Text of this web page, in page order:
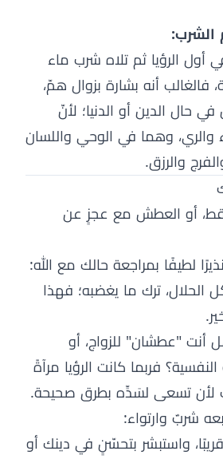
الرؤيا ثم تلاه شرب ماء
أنه بشارة بزوال همّ،
حال الدين أو الدنيا؛ لأنّ
والري، وهما في الوحي واللسان
والرزق.
أو العطش مع عجزٍ عن
لطيفًا بمراجعة حالك مع الله:
الحلال، ترك ما يغضبه؛ فهذا
أنت "عطشان" للزواج، أو
النفسية؟ فربما كانت الرؤيا مرآةً
لأن تسعى لسَدِّه بطرق صحيحة.
شربٌ وارتواء:
واستبشر بتحسّنٍ في دينك أو